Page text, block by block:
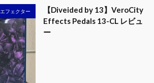
エフェクター
【Diveided by 13】VeroCity
Effects Pedals 13-CL レビュ
ー